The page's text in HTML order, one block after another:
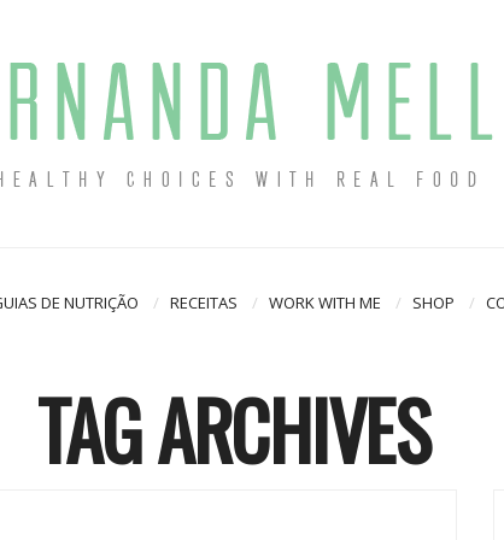
DE NUTRIÇÃO RECEITAS WORK WITH ME SHOP
TAG ARCHIVES